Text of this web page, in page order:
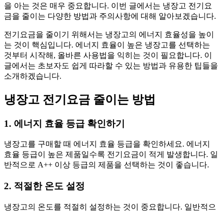
을 아는 것은 매우 중요합니다. 이번 글에서는 냉장고 전기요
금을 줄이는 다양한 방법과 주의사항에 대해 알아보겠습니다.
전기요금을 줄이기 위해서는 냉장고의 에너지 효율성을 높이
는 것이 핵심입니다. 에너지 효율이 높은 냉장고를 선택하는
것부터 시작해, 올바른 사용법을 익히는 것이 필요합니다. 이
글에서는 초보자도 쉽게 따라할 수 있는 방법과 유용한 팁들을
소개하겠습니다.
냉장고 전기요금 줄이는 방법
1. 에너지 효율 등급 확인하기
냉장고를 구매할 때 에너지 효율 등급을 확인하세요. 에너지
효율 등급이 높은 제품일수록 전기요금이 적게 발생합니다. 일
반적으로 A++ 이상 등급의 제품을 선택하는 것이 좋습니다.
2. 적절한 온도 설정
냉장고의 온도를 적절히 설정하는 것이 중요합니다. 일반적으